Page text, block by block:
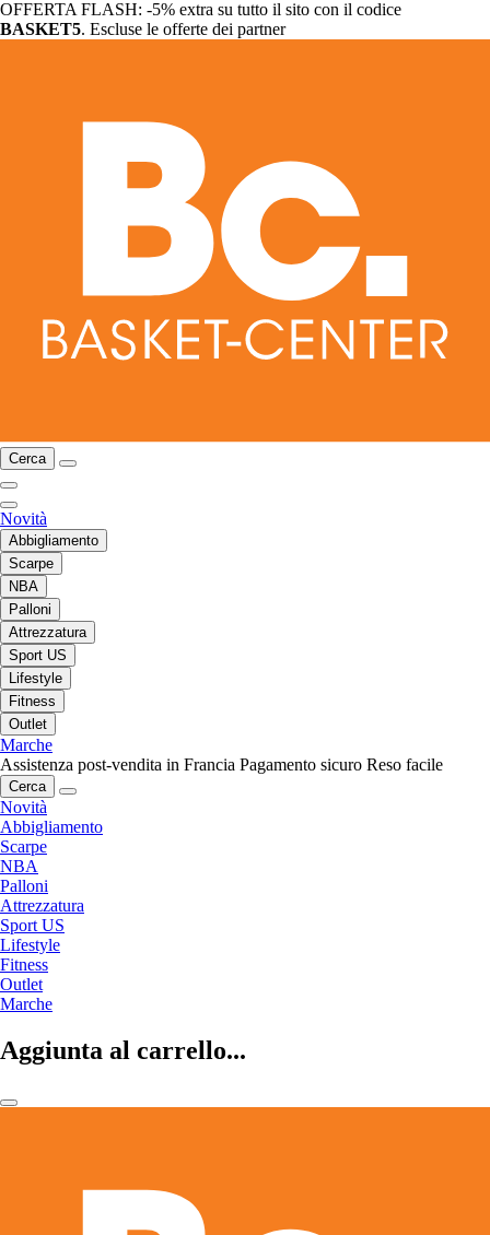
OFFERTA FLASH: -5% extra su tutto il sito con il codice
BASKET5. Escluse le offerte dei partner
Cerca
Novità
Abbigliamento
Scarpe
NBA
Palloni
Attrezzatura
Sport US
Lifestyle
Fitness
Outlet
Marche
Assistenza post-vendita in Francia Pagamento sicuro Reso facile
Cerca
Novità
Abbigliamento
Scarpe
NBA
Palloni
Attrezzatura
Sport US
Lifestyle
Fitness
Outlet
Marche
Aggiunta al carrello...